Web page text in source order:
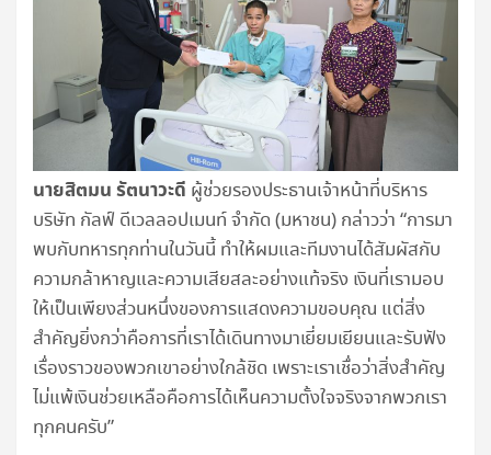
นายสิตมน รัตนาวะดี ผู้ช่วยรองประธานเจ้าหน้าที่บริหาร
บริษัท กัลฟ์ ดีเวลลอปเมนท์ จำกัด (มหาชน) กล่าวว่า “การมา
พบกับทหารทุกท่านในวันนี้ ทำให้ผมและทีมงานได้สัมผัสกับ
ความกล้าหาญและความเสียสละอย่างแท้จริง เงินที่เรามอบ
ให้เป็นเพียงส่วนหนึ่งของการแสดงความขอบคุณ แต่สิ่ง
สำคัญยิ่งกว่าคือการที่เราได้เดินทางมาเยี่ยมเยียนและรับฟัง
เรื่องราวของพวกเขาอย่างใกล้ชิด เพราะเราเชื่อว่าสิ่งสำคัญ
ไม่แพ้เงินช่วยเหลือคือการได้เห็นความตั้งใจจริงจากพวกเรา
ทุกคนครับ”